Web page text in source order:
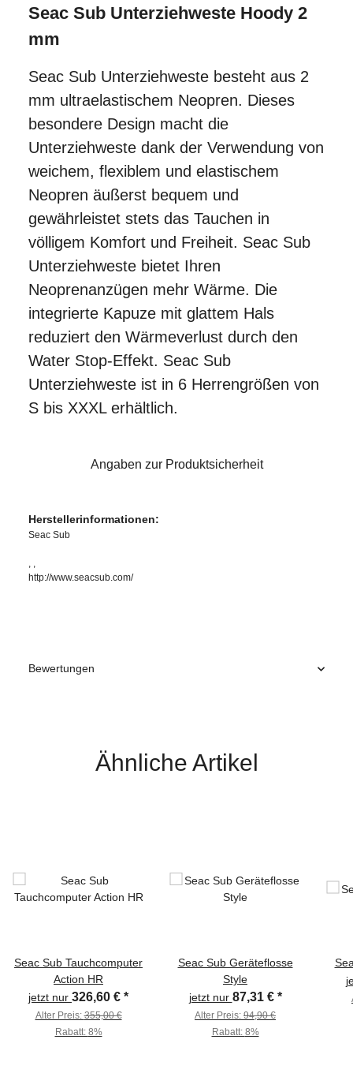
Seac Sub Unterziehweste Hoody 2
mm
Seac Sub Unterziehweste besteht aus 2
mm ultraelastischem Neopren. Dieses
besondere Design macht die
Unterziehweste dank der Verwendung von
weichem, flexiblem und elastischem
Neopren äußerst bequem und
gewährleistet stets das Tauchen in
völligem Komfort und Freiheit. Seac Sub
Unterziehweste bietet Ihren
Neoprenanzügen mehr Wärme. Die
integrierte Kapuze mit glattem Hals
reduziert den Wärmeverlust durch den
Water Stop-Effekt. Seac Sub
Unterziehweste ist in 6 Herrengrößen von
S bis XXXL erhältlich.
Angaben zur Produktsicherheit
Herstellerinformationen:
Seac Sub
, ,
http://www.seacsub.com/
Bewertungen
Ähnliche Artikel
Seac Sub Tauchcomputer
Action HR
jetzt nur 326,60 € *
Alter Preis:355,00 €
Rabatt: 8%
Seac Sub Geräteflosse
Style
jetzt nur 87,31 € *
Alter Preis: 94,90 €
Rabatt: 8%